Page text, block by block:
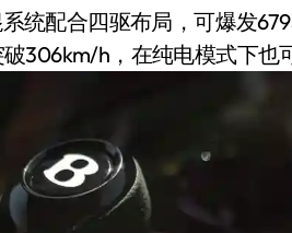
统配合四驱布局，可爆发
306km/h，在纯电模式下也